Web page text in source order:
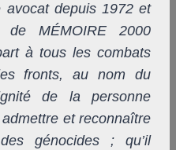
avocat depuis 1972 et
de MÉMOIRE 2000
à tous les combats
fronts, au nom du
de la personne
et reconnaître
génocides ; qu’il